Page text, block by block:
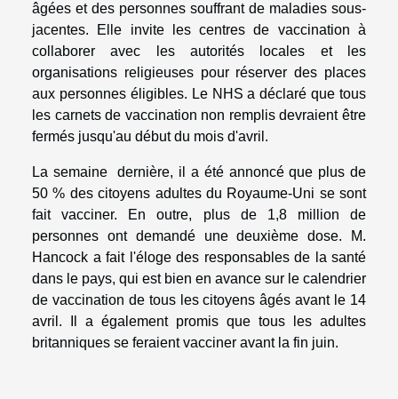
âgées et des personnes souffrant de maladies sous-
jacentes. Elle invite les centres de vaccination à
collaborer avec les autorités locales et les
organisations religieuses pour réserver des places
aux personnes éligibles. Le NHS a déclaré que tous
les carnets de vaccination non remplis devraient être
fermés jusqu'au début du mois d'avril.
La semaine dernière, il a été annoncé que plus de
50 % des citoyens adultes du Royaume-Uni se sont
fait vacciner. En outre, plus de 1,8 million de
personnes ont demandé une deuxième dose. M.
Hancock a fait l'éloge des responsables de la santé
dans le pays, qui est bien en avance sur le calendrier
de vaccination de tous les citoyens âgés avant le 14
avril. Il a également promis que tous les adultes
britanniques se feraient vacciner avant la fin juin.